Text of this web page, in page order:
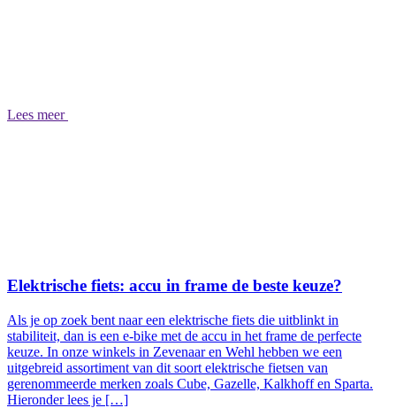
Lees meer
Elektrische fiets: accu in frame de beste keuze?
Als je op zoek bent naar een elektrische fiets die uitblinkt in
stabiliteit, dan is een e-bike met de accu in het frame de perfecte
keuze. In onze winkels in Zevenaar en Wehl hebben we een
uitgebreid assortiment van dit soort elektrische fietsen van
gerenommeerde merken zoals Cube, Gazelle, Kalkhoff en Sparta.
Hieronder lees je […]